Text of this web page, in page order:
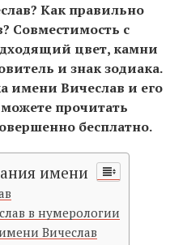
Как правильно
Совместимость c
цвет, камни
и знак зодиака.
имени Вичеслав и его
прочитать
бесплатно.
имени
в нумерологии
Вичеслав